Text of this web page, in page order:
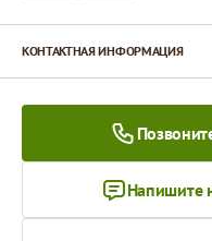
КОНТАКТНАЯ ИНФОРМАЦИЯ
Напишите